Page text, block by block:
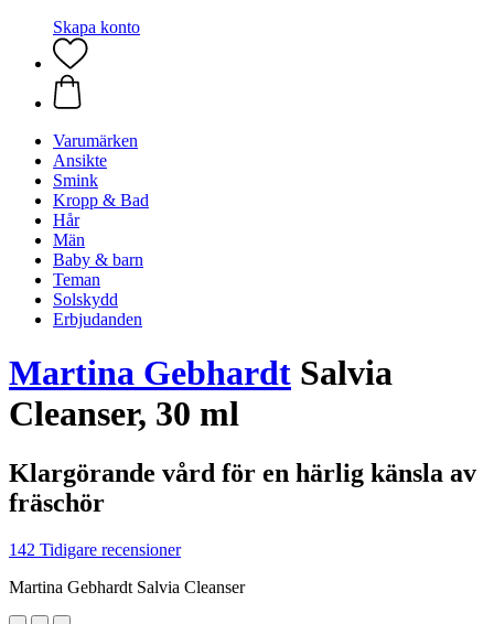
Skapa konto
Varumärken
Ansikte
Smink
Kropp & Bad
Hår
Män
Baby & barn
Teman
Solskydd
Erbjudanden
Martina Gebhardt Salvia
Cleanser, 30 ml
Klargörande vård för en härlig känsla av
fräschör
142 Tidigare recensioner
Martina Gebhardt Salvia Cleanser